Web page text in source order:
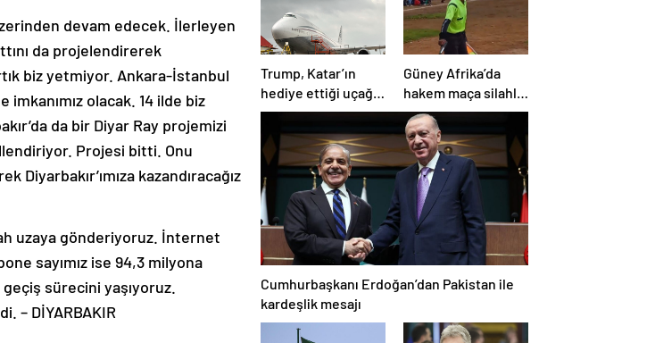
devam edecek. İlerleyen
da projelendirerek
biz yetmiyor. Ankara-İstanbul
olacak. 14 ilde biz
da bir Diyar Ray projemizi
Projesi bitti. Onu
kazandıracağız
uzaya gönderiyoruz. İnternet
sayımız ise 94,3 milyona
sürecini yaşıyoruz.
– DİYARBAKIR
Trump, Katar’ın
hediye ettiği uçağın
kendisine değil
Pentagon’a
verileceğini açıkladı
Güney Afrika’da
hakem maça silahla
çıktı!
Cumhurbaşkanı Erdoğan’dan Pakistan ile
kardeşlik mesajı